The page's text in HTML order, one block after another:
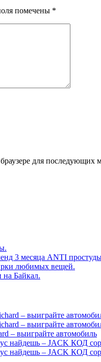
помечены *
для последующих
3 месяца ANTI
любимых вещей.
Байкал.
– выиграйте
– выиграйте
– выиграйте автомобиль
найдешь – JACK КОД
найдешь – JACK КОД